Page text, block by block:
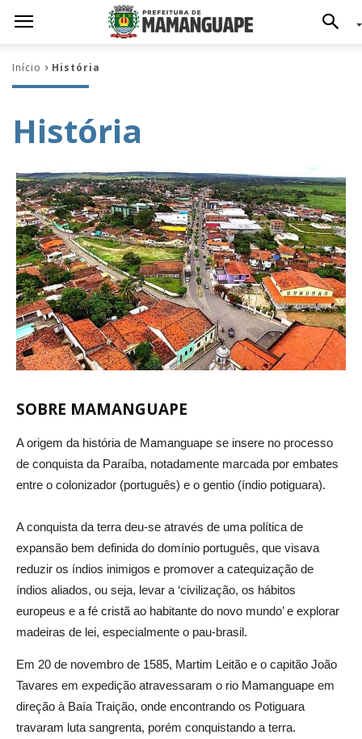
Início História
História
SOBRE MAMANGUAPE
A origem da história de Mamanguape se insere no processo
de conquista da Paraíba, notadamente marcada por embates
entre o colonizador (português) e o gentio (índio potiguara).
A conquista da terra deu-se através de uma política de
expansão bem definida do domínio português, que visava
reduzir os índios inimigos e promover a catequização de
índios aliados, ou seja, levar a ‘civilização, os hábitos
europeus e a fé cristã ao habitante do novo mundo’ e explorar
madeiras de lei, especialmente o pau-brasil.
Em 20 de novembro de 1585, Martim Leitão e o capitão João
Tavares em expedição atravessaram o rio Mamanguape em
direção à Baía Traição, onde encontrando os Potiguara
travaram luta sangrenta, porém conquistando a terra.